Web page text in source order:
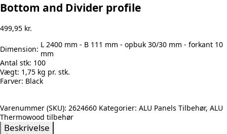
Bottom and Divider profile
499,95 kr.
Dimension: L 2400 mm - B 111 mm - opbuk 30/30 mm - forkant 10
mm
Antal stk: 100
Vægt: 1,75 kg pr. stk.
Farver: Black
Varenummer (SKU): 2624660 Kategorier: ALU Panels Tilbehør, ALU
Thermowood tilbehør
Beskrivelse